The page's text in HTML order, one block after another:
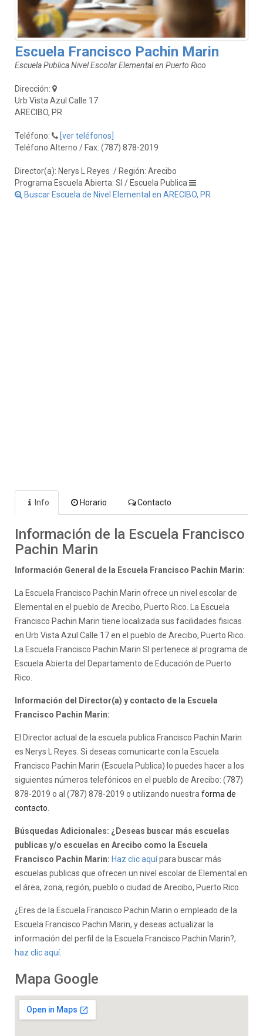
Escuela Francisco Pachin Marin
Escuela Publica Nivel Escolar Elemental en Puerto Rico
Dirección:
Urb Vista Azul Calle 17
ARECIBO, PR
Teléfono:
[ver teléfonos]
Teléfono Alterno / Fax: (787) 878-2019
Director(a): Nerys L Reyes / Región: Arecibo
Programa Escuela Abierta: SI / Escuela Publica
Buscar Escuela de Nivel Elemental en ARECIBO, PR
Info Horario Contacto
Información de la Escuela Francisco
Pachin Marin
Información General de la Escuela Francisco Pachin Marin:
La Escuela Francisco Pachin Marin ofrece un nivel escolar de
Elemental en el pueblo de Arecibo, Puerto Rico. La Escuela
Francisco Pachin Marin tiene localizada sus facilidades fisicas
en Urb Vista Azul Calle 17 en el pueblo de Arecibo, Puerto Rico.
La Escuela Francisco Pachin Marin SI pertenece al programa de
Escuela Abierta del Departamento de Educación de Puerto
Rico.
Información del Director(a) y contacto de la Escuela
Francisco Pachin Marin:
El Director actual de la escuela publica Francisco Pachin Marin
es Nerys L Reyes. Si deseas comunicarte con la Escuela
Francisco Pachin Marin (Escuela Publica) lo puedes hacer a los
siguientes números telefónicos en el pueblo de Arecibo: (787)
878-2019 o al (787) 878-2019 o utilizando nuestra forma de
contacto
Búsquedas Adicionales: ¿Deseas buscar más escuelas
publicas y/o escuelas en Arecibo como la Escuela
Francisco Pachin Marin: Haz clic aquípara buscar más
escuelas publicas que ofrecen un nivel escolar de Elemental en
el área, zona, región, pueblo o ciudad de Arecibo, Puerto Rico.
¿Eres de la Escuela Francisco Pachin Marin o empleado de la
Escuela Francisco Pachin Marin, y deseas actualizar la
información del perfil de la Escuela Francisco Pachin Marin?,
haz clic aquí.
Mapa Google